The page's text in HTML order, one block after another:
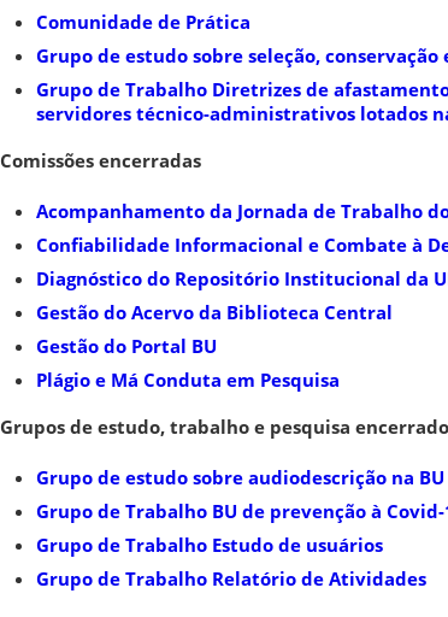
Comunidade de Prática
Grupo de estudo sobre seleção, conservação
Grupo de Trabalho Diretrizes de
servidores técnico-administrativos lotados na
Comissões encerradas
Acompanhamento da Jornada de Trabalho
Confiabilidade Informacional e Combate à
Diagnóstico do Repositório Institucional da
Gestão do Acervo da Biblioteca Central
Gestão do Portal BU
Plágio e Má Conduta em Pesquisa
Grupos de estudo, trabalho e pesquisa
Grupo de estudo sobre audiodescrição na BU
Grupo de Trabalho BU de prevenção à Covid-
Grupo de Trabalho Estudo de usuários
Grupo de Trabalho Relatório de Atividades